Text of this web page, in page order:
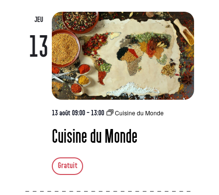
JEU
13
Cuisine du Monde
13 août 09:00-13:00 Cuisine du Monde
Gratuit